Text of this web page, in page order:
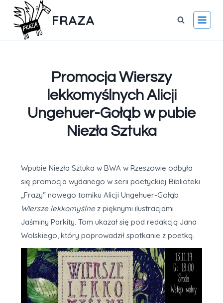
FRAZA
Promocja Wierszy
lekkomyślnych Alicji
Ungehuer-Gołąb w pubie
Niezła Sztuka
Wpubie Niezła Sztuka w BWA w Rzeszowie odbyła
się promocja wydanego w serii poetyckiej Biblioteki
„Frazy” nowego tomiku Alicji Ungehuer-Gołąb
Wiersze lekkomyślne z pięknymi ilustracjami
Jaśminy Parkity. Tom ukazał się pod redakcją Jana
Wolskiego, który poprowadził spotkanie z poetką.